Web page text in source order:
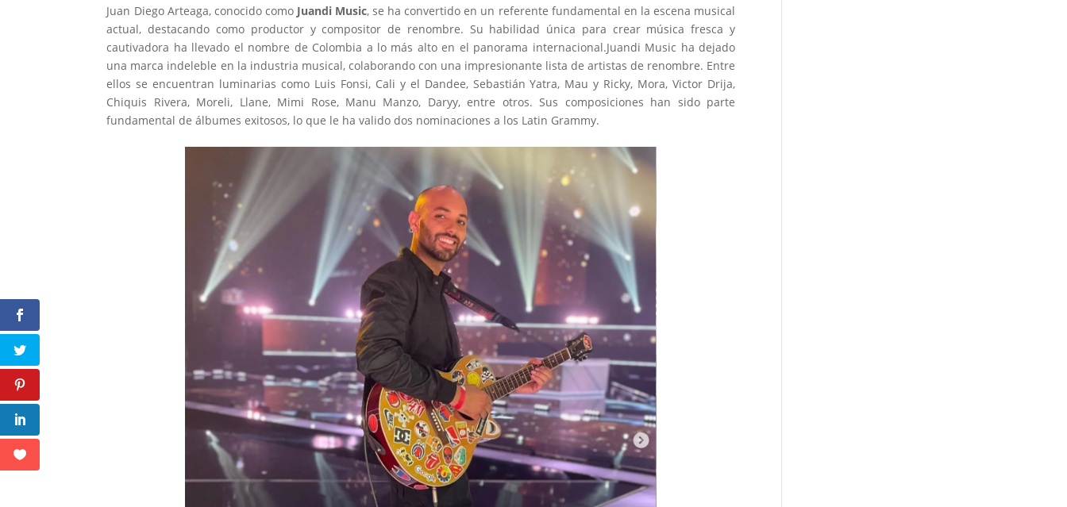
Juan Diego Arteaga, conocido como Juandi Music, se ha convertido en un referente fundamental en la escena musical
actual, destacando como productor y compositor de renombre. Su habilidad única para crear música fresca y
cautivadora ha llevado el nombre de Colombia a lo más alto en el panorama internacional.Juandi Music ha dejado
una marca indeleble en la industria musical, colaborando con una impresionante lista de artistas de renombre. Entre
ellos se encuentran luminarias como Luis Fonsi, Cali y el Dandee, Sebastián Yatra, Mau y Ricky, Mora, Victor Drija,
Chiquis Rivera, Moreli, Llane, Mimi Rose, Manu Manzo, Daryy, entre otros. Sus composiciones han sido parte
fundamental de álbumes exitosos, lo que le ha valido dos nominaciones a los Latin Grammy.